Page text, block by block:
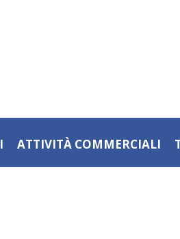
ATTIVITÀ COMMERCIALI